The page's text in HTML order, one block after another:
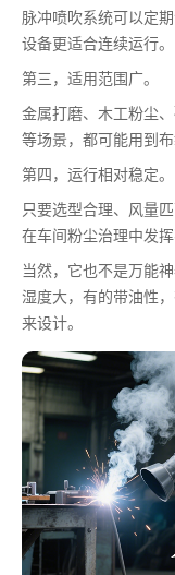
脉冲喷吹系统可以定
设备更适合连续运行。
第三，适用范围广。
金属打磨、木工粉尘
等场景，都可能用到布
第四，运行相对稳定。
只要选型合理、风量
在车间粉尘治理中发挥
当然，它也不是万能
湿度大，有的带油性
来设计。